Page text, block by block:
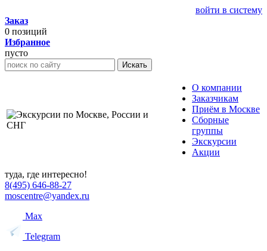
войти в систему
Заказ
0 позиций
Избранное
пусто
Искать
О компании
Заказчикам
Приём в Москве
Сборные
группы
Экскурсии
Акции
туда, где интересно!
8(495) 646-88-27
moscentre@yandex.ru
Max
Telegram